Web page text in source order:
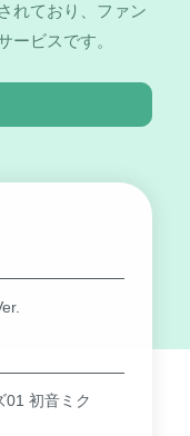
れており、ファン
ービスです。
01 初音ミク